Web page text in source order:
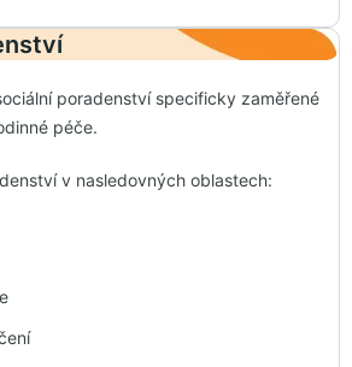
poradenství specificky zaměřené
péče.
v nasledovných oblastech: